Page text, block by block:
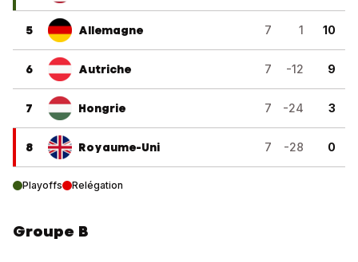
5 Allemagne 7 1 10
6 Autriche 7 -12 9
7 Hongrie 7 -24 3
8 Royaume-Uni 7 -28 0
Playoffs Relégation
Groupe B